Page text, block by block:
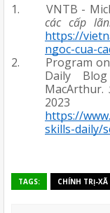
1.
VNTB -
các cấp
https://
ngoc-cua-
2.
Program
Daily
MacArthur.
https://
skills-daily/
TAGS: CHÍNH TRỊ-XÃ